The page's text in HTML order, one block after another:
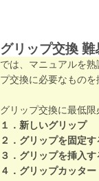
グリップ交換 難
では、マニュアルを
プ交換に必要なものを
グリップ交換に最低
１．新しいグリップ
２．グリップを固定
３．グリップを挿入
４．グリップカッター